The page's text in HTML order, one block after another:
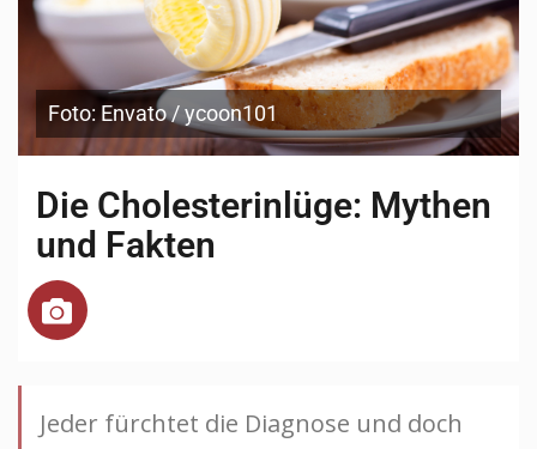
Foto: Envato / ycoon101
Die Cholesterinlüge: Mythen
und Fakten
Jeder fürchtet die Diagnose und doch